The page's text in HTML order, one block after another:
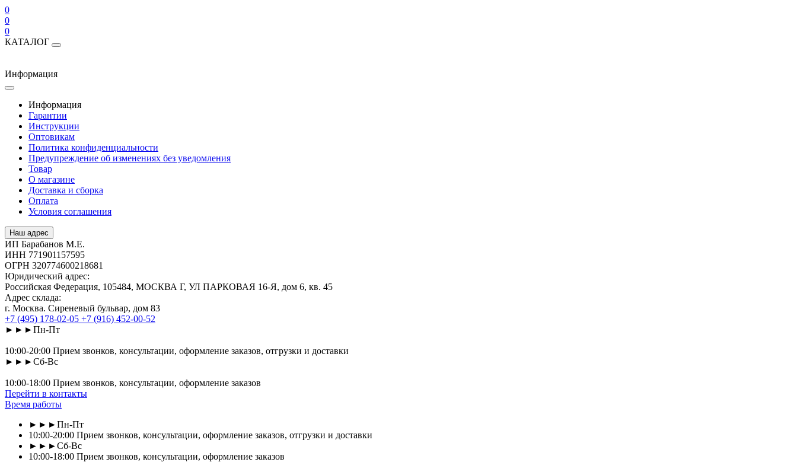
0
0
0
КАТАЛОГ
Информация
Информация
Гарантии
Инструкции
Оптовикам
Политика конфиденциальности
Предупреждение об изменениях без уведомления
Товар
О магазине
Доставка и сборка
Оплата
Условия соглашения
Наш адрес
ИП Барабанов М.Е.
ИНН 771901157595
ОГРН 320774600218681
Юридический адрес:
Российская Федерация, 105484, МОСКВА Г, УЛ ПАРКОВАЯ 16-Я, дом 6, кв. 45
Адрес склада:
г. Москва. Сиреневый бульвар, дом 83
+7 (495) 178-02-05 +7 (916) 452-00-52
►►►Пн-Пт
10:00-20:00 Прием звонков, консультации, оформление заказов, отгрузки и доставки
►►►Сб-Вс
10:00-18:00 Прием звонков, консультации, оформление заказов
Перейти в контакты
Время работы
►►►Пн-Пт
10:00-20:00 Прием звонков, консультации, оформление заказов, отгрузки и доставки
►►►Сб-Вс
10:00-18:00 Прием звонков, консультации, оформление заказов